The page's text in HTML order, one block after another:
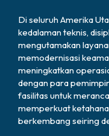
Di seluruh Amerika
kedalaman teknis,
mengutamakan
memodernisasi
meningkatkan
dengan para
fasilitas untuk
memperkuat
berkembang seiring